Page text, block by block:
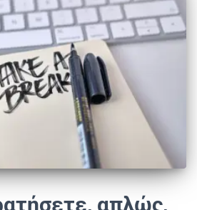
απλώς,